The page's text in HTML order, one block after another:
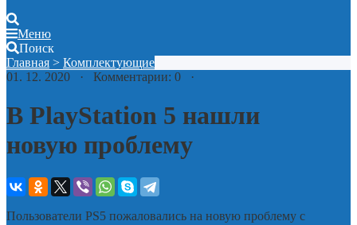
Меню
Поиск
Главная > Комплектующие
01. 12. 2020 · Комментарии: 0 ·
В PlayStation 5 нашли
новую проблему
Пользователи PS5 пожаловались на новую проблему с